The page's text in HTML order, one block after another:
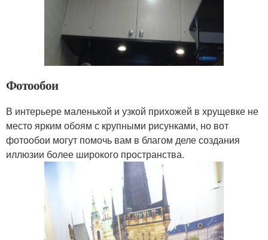
Фотообои
В интерьере маленькой и узкой прихожей в хрущевке не
место ярким обоям с крупными рисунками, но вот
фотообои могут помочь вам в благом деле создания
иллюзии более широкого пространства.